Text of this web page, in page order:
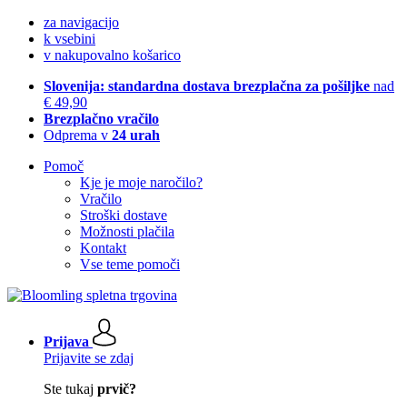
za navigacijo
k vsebini
v nakupovalno košarico
Slovenija: standardna dostava brezplačna za pošiljke nad
€ 49,90
Brezplačno vračilo
Odprema v 24 urah
Pomoč
Kje je moje naročilo?
Vračilo
Stroški dostave
Možnosti plačila
Kontakt
Vse teme pomoči
Prijava
Prijavite se zdaj
Ste tukaj prvič?